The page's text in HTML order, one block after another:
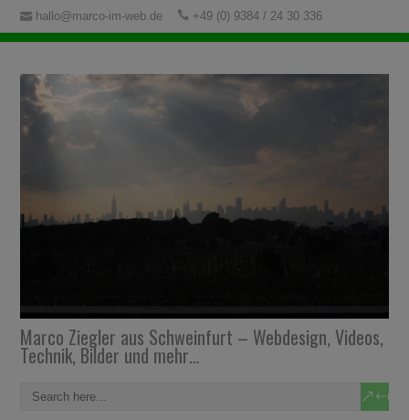
hallo@marco-im-web.de +49 (0) 9384 / 24 30 336
Marco Ziegler aus Schweinfurt – Webdesign, Videos,
Technik, Bilder und mehr…